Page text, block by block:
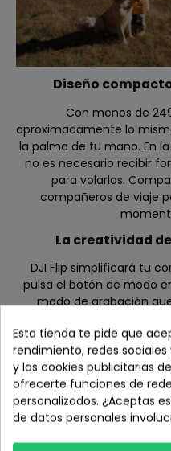
Diseño
Con menos de
aproximadamente lo
la palma de tu mano. En
no es necesario recibir
para volarlos.
compañeros de viaje
La creatividad
DJI Flip simplificará tu
pulsa el botón de modo
modo de grabación
seas un fotógrafo
prepárate para
aérea
Esta tienda te pide que
rendimiento, redes sociales
y las cookies publicitarias
ofrecerte funciones de
personalizados. ¿Aceptas
de datos personales